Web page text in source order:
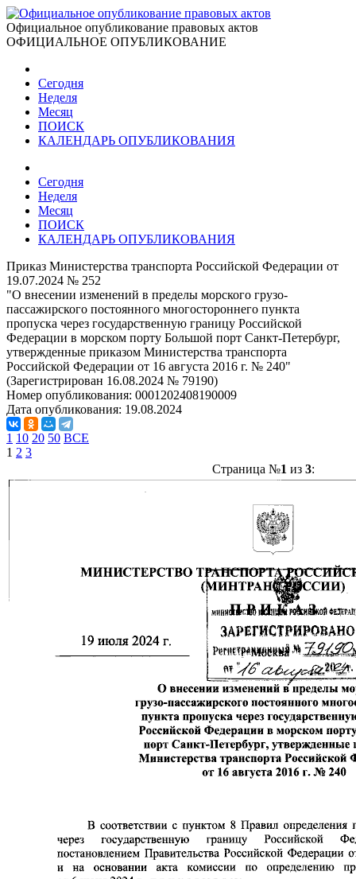
Официальное опубликование правовых актов
ОФИЦИАЛЬНОЕ ОПУБЛИКОВАНИЕ
Сегодня
Неделя
Месяц
ПОИСК
КАЛЕНДАРЬ ОПУБЛИКОВАНИЯ
Сегодня
Неделя
Месяц
ПОИСК
КАЛЕНДАРЬ ОПУБЛИКОВАНИЯ
Приказ Министерства транспорта Российской Федерации от
19.07.2024 № 252
"О внесении изменений в пределы морского грузо-
пассажирского постоянного многостороннего пункта
пропуска через государственную границу Российской
Федерации в морском порту Большой порт Санкт-Петербург,
утвержденные приказом Министерства транспорта
Российской Федерации от 16 августа 2016 г. № 240"
(Зарегистрирован 16.08.2024 № 79190)
Номер опубликования: 0001202408190009
Дата опубликования: 19.08.2024
1 10 20 50 ВСЕ
1 2 3
Страница №1 из 3: